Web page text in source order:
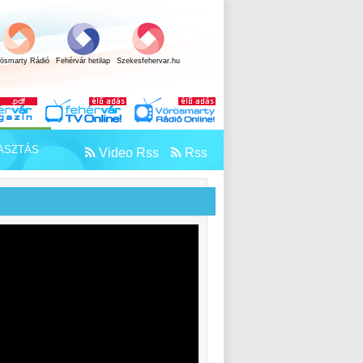
Rádió Fehérvár hetilap Szekesfehervar.hu
Rss
Video Rss